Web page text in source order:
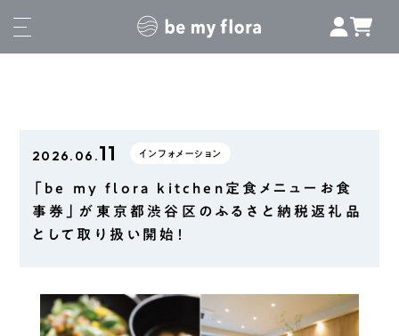
2026.06.11 インフォメーション
「be my flora kitchen定食メニューお食
事券」が東京都渋谷区のふるさと納税返礼品
として取り扱い開始！